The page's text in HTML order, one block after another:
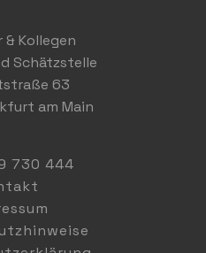
Kollegen
Schätzstelle
63
am Main
730 444